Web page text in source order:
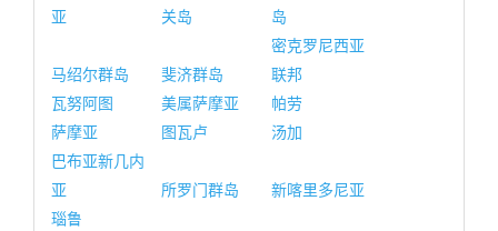
亚
关岛
岛
马绍尔群岛 斐济群岛
密克罗尼西亚
联邦
瓦努阿图
美属萨摩亚
帕劳
萨摩亚
图瓦卢
汤加
巴布亚新几内
亚
所罗门群岛
新喀里多尼亚
瑙鲁